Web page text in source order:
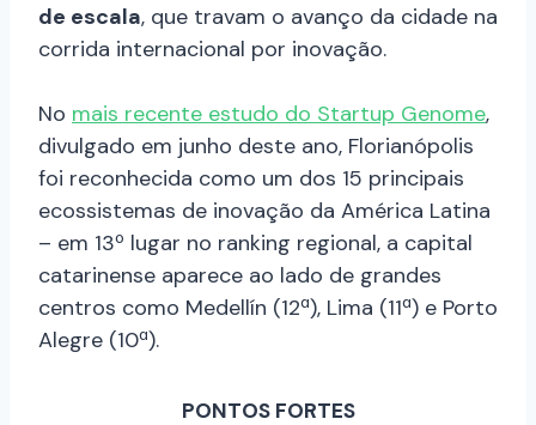
de escala, que travam o avanço da cidade na
corrida internacional por inovação.
No mais recente estudo do Startup Genome,
divulgado em junho deste ano, Florianópolis
foi reconhecida como um dos 15 principais
ecossistemas de inovação da América Latina
– em 13º lugar no ranking regional, a capital
catarinense aparece ao lado de grandes
centros como Medellín (12ª), Lima (11ª) e Porto
Alegre (10ª).
PONTOS FORTES